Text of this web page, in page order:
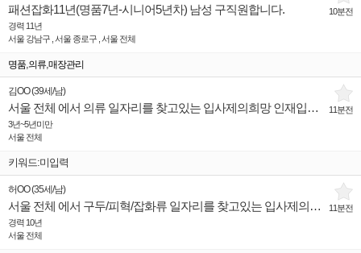
10분전
패션잡화11년(명품7년-시니어5년차) 남성 구직원합니다.
경력 11년
서울 강남구 , 서울 종로구 , 서울 전체
명품,의류,매장관리
11분전
김OO(39세 /남)
서울 전체 에서 의류 일자리를 찾고있는 입사제의희망 인재입니다.
3년~5년미만
서울 전체
키워드:미입력
11분전
허OO(35세 /남)
서울 전체 에서 구두/피혁/잡화류 일자리를 찾고있는 입사제의희망 인재입니다.
경력 10년
서울 전체